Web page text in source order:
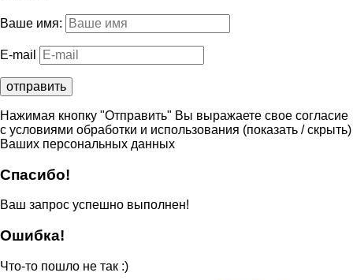
Ваше имя:
E-mail
Нажимая кнопку "Отправить" Вы выражаете свое согласие
с условиями обработки и использования (показать / скрыть)
Ваших персональных данных
Спасибо!
Ваш запрос успешно выполнен!
Ошибка!
Что-то пошло не так :)